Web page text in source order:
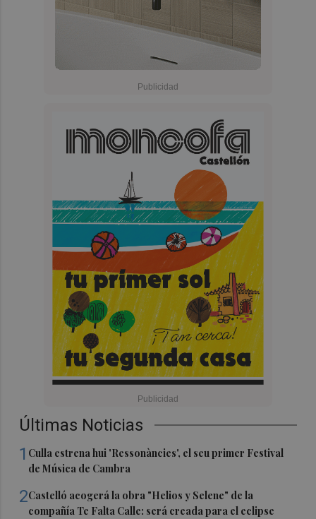
Últimas Noticias
1 Culla estrena hui 'Ressonàncies', el seu primer Festival
de Música de Cambra
2Castelló acogerá la obra "Helios y Selene" de la
compañía Te Falta Calle: será creada para el eclipse